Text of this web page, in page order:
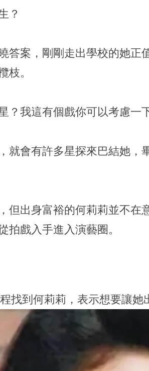
？
答案，剛剛走出學校的她正
枝。
？我這有個戲你可以考慮一
就會有許多星探來巴結她，
但出身富裕的何莉莉並不在
拍戲入手進入演藝圈。
找到何莉莉，表示想要讓